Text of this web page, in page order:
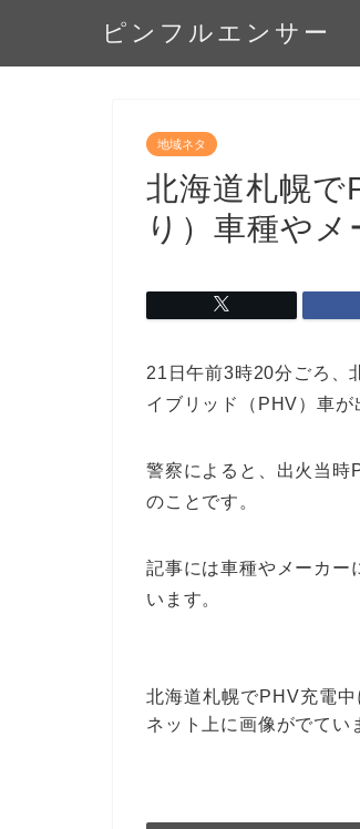
ピンフルエンサー
地域ネタ
北海道札幌で
り）車種や
21日午前3時20分ごろ、
イブリッド（PHV）車が
警察によると、出火当時
のことです。
記事には車種やメーカー
います。
北海道札幌でPHV充電
ネット上に画像がでてい